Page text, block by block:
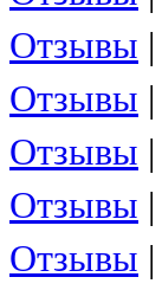
Отзывы |
Отзывы |
Отзывы |
Отзывы |
Отзывы |